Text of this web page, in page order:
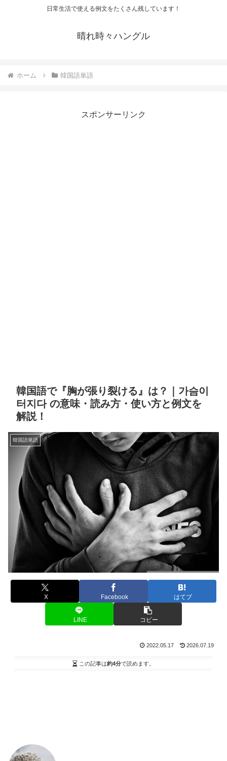
日常生活で使える例文をたくさん残しています！
晴れ時々ハングル
ホーム 韓国語単語
スポンサーリンク
韓国語で『胸が張り裂ける』は？｜가슴이
터지다 の意味・読み方・使い方と例文を
解説！
韓国語単語
X Facebook はてブ
LINE コピー
2022.05.17 2026.07.19
この記事は約4分で読めます。